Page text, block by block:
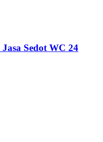
Sedot WC 24